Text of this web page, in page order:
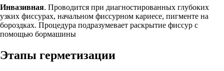
Инвазивная. Проводится при диагностированных глубоких
узких фиссурах, начальном фиссурном кариесе, пигменте на
бороздках. Процедура подразумевает раскрытие фиссур с
помощью бормашины
Этапы герметизации